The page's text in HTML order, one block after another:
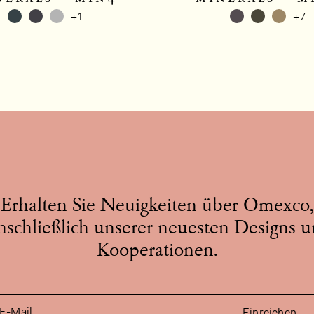
+1 +7
Erhalten Sie Neuigkeiten über Omexco,
unserer neuesten Designs
Kooperationen.